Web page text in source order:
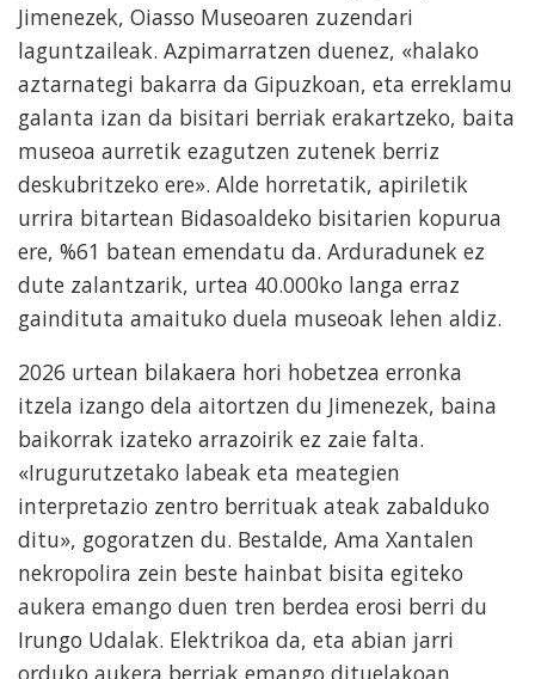
Jimenezek, Oiasso Museoaren zuzendari
laguntzaileak. Azpimarratzen duenez, «halako
aztarnategi bakarra da Gipuzkoan, eta erreklamu
galanta izan da bisitari berriak erakartzeko, baita
museoa aurretik ezagutzen zutenek berriz
deskubritzeko ere». Alde horretatik, apiriletik
urrira bitartean Bidasoaldeko bisitarien kopurua
ere, %61 batean emendatu da. Arduradunek ez
dute zalantzarik, urtea 40.000ko langa erraz
gaindituta amaituko duela museoak lehen aldiz.
2026 urtean bilakaera hori hobetzea erronka
itzela izango dela aitortzen du Jimenezek, baina
baikorrak izateko arrazoirik ez zaie falta.
«Irugurutzetako labeak eta meategien
interpretazio zentro berrituak ateak zabalduko
ditu», gogoratzen du. Bestalde, Ama Xantalen
nekropolira zein beste hainbat bisita egiteko
aukera emango duen tren berdea erosi berri du
Irungo Udalak. Elektrikoa da, eta abian jarri
orduko aukera berriak emango dituelakoan